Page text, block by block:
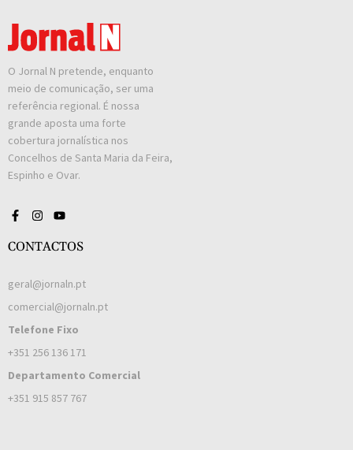
O Jornal N pretende, enquanto
meio de comunicação, ser uma
referência regional. É nossa
grande aposta uma forte
cobertura jornalística nos
Concelhos de Santa Maria da Feira,
Espinho e Ovar.
CONTACTOS
geral@jornaln.pt
comercial@jornaln.pt
Telefone Fixo
+351 256 136 171
Departamento Comercial
+351 915 857 767